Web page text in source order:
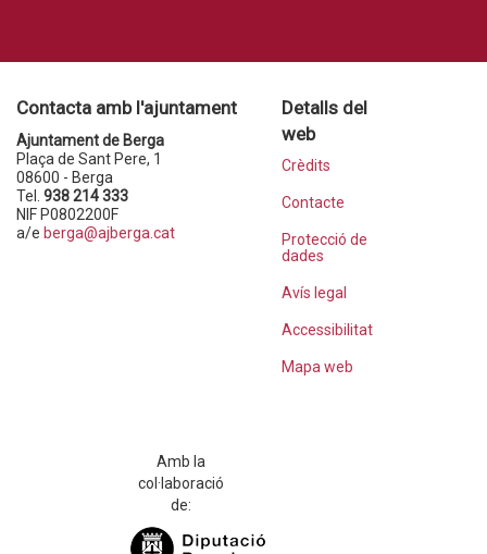
Contacta amb l'ajuntament
Ajuntament de Berga
Plaça de Sant Pere, 1
08600 - Berga
Tel. 938 214 333
NIF P0802200F
a/e berga@ajberga.cat
Detalls del
web
Crèdits
Contacte
Protecció de
dades
Avís legal
Accessibilitat
Mapa web
Amb la
col·laboració
de: